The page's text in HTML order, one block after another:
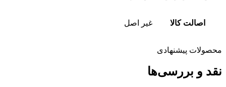
اصالت کالا غیر اصل
محصولات پیشنهادی
نقد و بررسی‌ها